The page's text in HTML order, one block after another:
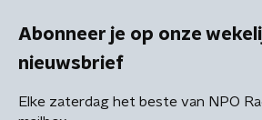
Abonneer je op onze
nieuwsbrief
Elke zaterdag het beste van NPO